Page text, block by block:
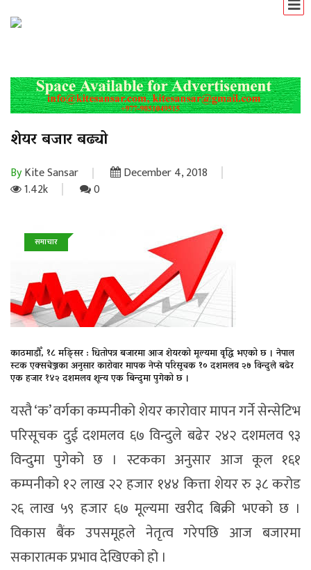
शेयर बजार बढ्यो
ByKite Sansar
December 4, 2018
1.42k
0
समाचार
काठमाडौँ, १८ मङ्सिर : धितोपत्र बजारमा आज शेयरको मूल्यमा वृद्धि भएको छ । नेपाल
स्टक एक्सचेञ्जका अनुसार कारोवार मापक नेप्से परिसूचक १० दशमलव २७ विन्दुले बढेर
एक हजार १४२ दशमलव शून्य एक बिन्दुमा पुगेको छ ।
यस्तै ‘क’ वर्गका कम्पनीको शेयर कारोवार मापन गर्ने सेन्सेटिभ
परिसूचक दुई दशमलव ६७ विन्दुले बढेर २४२ दशमलव ९३
विन्दुमा पुगेको छ । स्टकका अनुसार आज कूल १६१
कम्पनीको १२ लाख २२ हजार १४४ कित्ता शेयर रु ३८ करोड
२६ लाख ५९ हजार ६७ मूल्यमा खरीद बिक्री भएको छ ।
विकास बैंक उपसमूहले नेतृत्व गरेपछि आज बजारमा
सकारात्मक प्रभाव देखिएको हो ।